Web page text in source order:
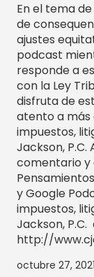
En el tema
de
ajustes
podcast
responde a
con la Ley
disfruta de
atento a más
impuestos,
Jackson, P.C.
comentario y
y Google
impuestos,
Jackson,
http://
octubre 27, 2021